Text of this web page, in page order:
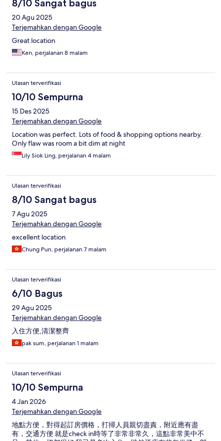
8/10 Sangat bagus
20 Agu 2025
Terjemahkan dengan Google
Great location
Ken, perjalanan 8 malam
Ulasan terverifikasi
10/10 Sempurna
15 Des 2025
Terjemahkan dengan Google
Location was perfect. Lots of food & shopping options nearby.
Only flaw was room a bit dim at night
Lily Siok Ling, perjalanan 4 malam
Ulasan terverifikasi
8/10 Sangat bagus
7 Agu 2025
Terjemahkan dengan Google
excellent location
Chung Pun, perjalanan 7 malam
Ulasan terverifikasi
6/10 Bagus
29 Agu 2025
Terjemahkan dengan Google
入住方便,清潔整齊
pak sum, perjalanan 1 malam
Ulasan terverifikasi
10/10 Sempurna
4 Jan 2026
Terjemahkan dengan Google
地點方便，對得起訂房價格，打掃人員親切盡責，附近應有盡
有，交通方便 就是check in時等了非常非常久，這點非常美中不